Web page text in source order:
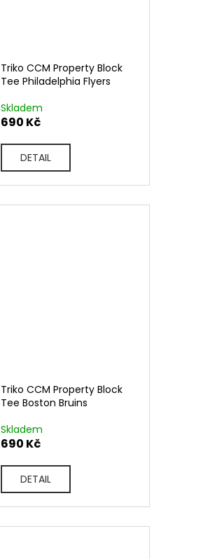
Triko CCM Property Block
Tee Philadelphia Flyers
Skladem
690 Kč
DETAIL
Triko CCM Property Block
Tee Boston Bruins
Skladem
690 Kč
DETAIL